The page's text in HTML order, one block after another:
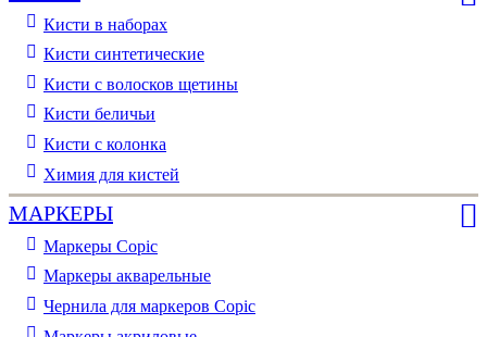
Кисти в наборах
Кисти синтетические
Кисти с волосков щетины
Кисти беличьи
Кисти с колонка
Химия для кистей
МАРКЕРЫ
Маркеры Copic
Маркеры акварельные
Чернила для маркеров Copic